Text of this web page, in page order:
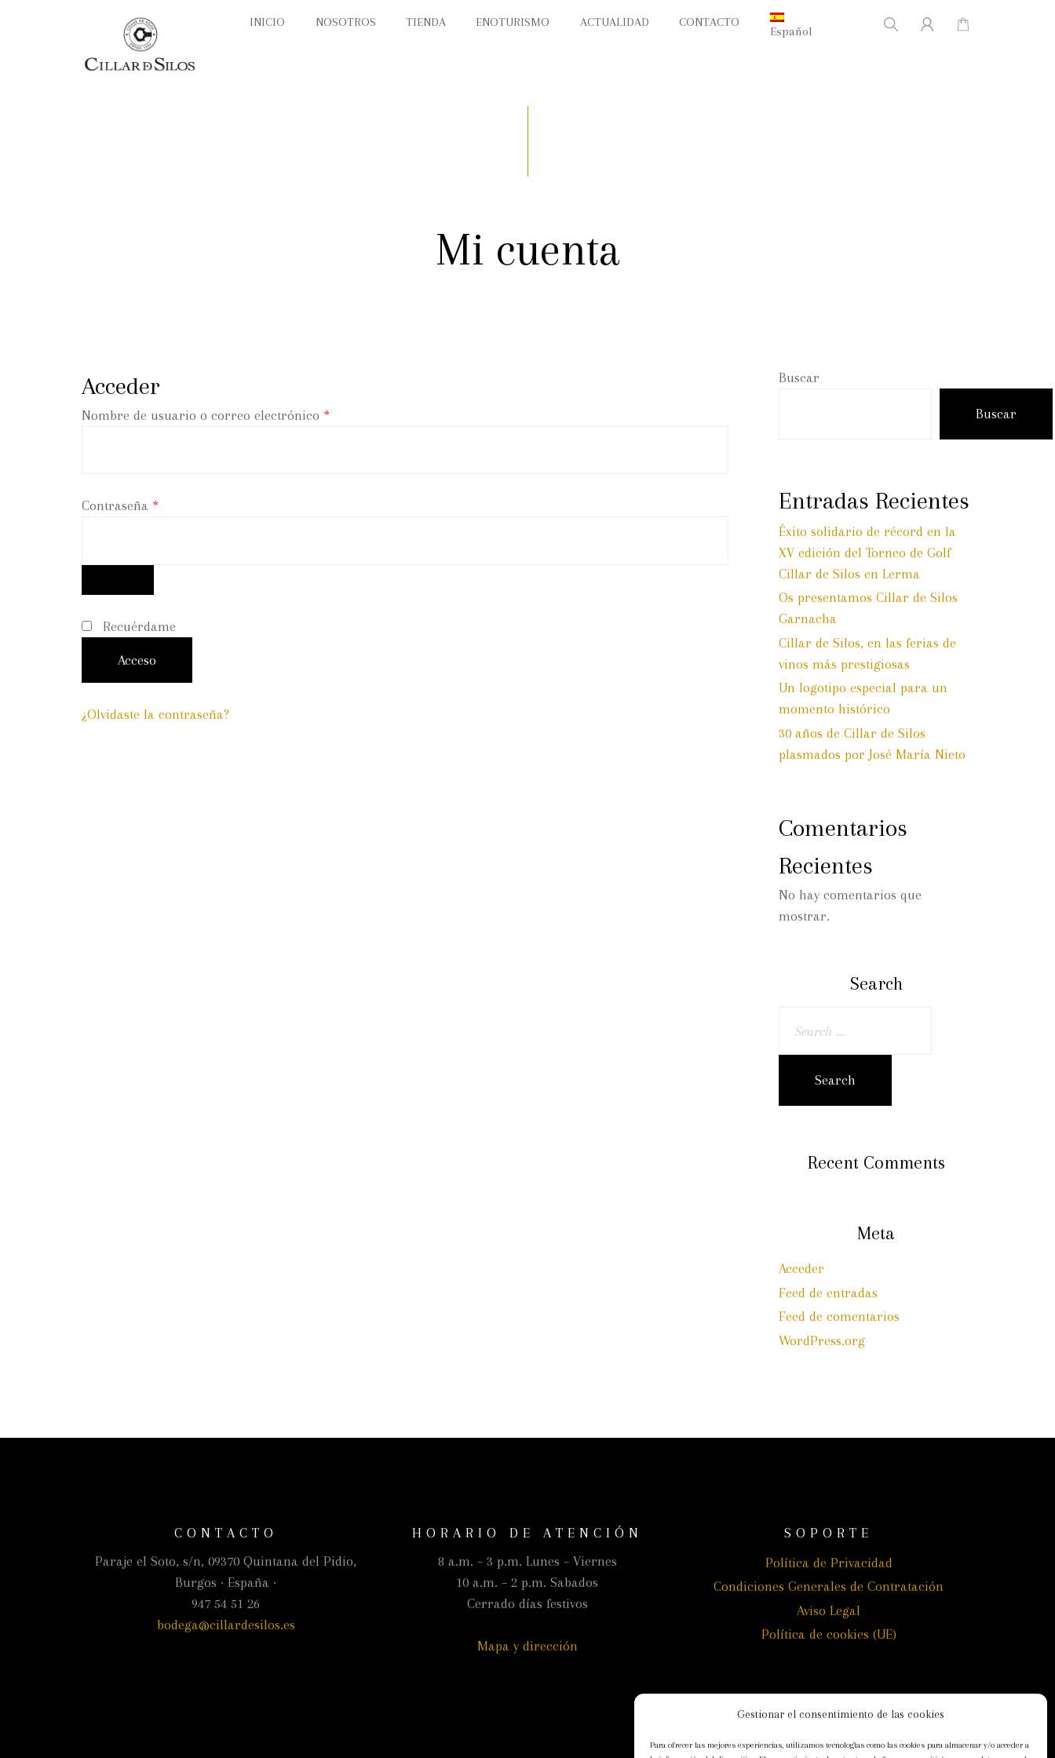
Gestionar el consentimiento de las cookies
Para ofrecer las mejores experiencias, utilizamos tecnologías como las cookies para almacenar y/o acceder a
INICIO NOSOTROS TIENDA ENOTURISMO ACTUALIDAD CONTACTO
Español
Mi cuenta
Acceder
Nombre de usuario o correo electrónico *
Contraseña *
Recuérdame
Acceso
¿Olvidaste la contraseña?
Buscar
Buscar
Entradas Recientes
Éxito solidario de récord en la
XV edición del Torneo de Golf
Cillar de Silos en Lerma
Os presentamos Cillar de Silos
Garnacha
Cillar de Silos, en las ferias de
vinos más prestigiosas
Un logotipo especial para un
momento histórico
30 años de Cillar de Silos
plasmados por José María Nieto
Comentarios
Recientes
No hay comentarios que
mostrar.
Search
Search
Recent Comments
Meta
Acceder
Feed de entradas
Feed de comentarios
WordPress.org
CONTACTO
Paraje el Soto, s/n, 09370 Quintana del Pidio,
Burgos · España ·
947 54 51 26
bodega@cillardesilos.es
HORARIO DE ATENCIÓN
8 a.m. – 3 p.m. Lunes – Viernes
10 a.m. – 2 p.m. Sabados
Cerrado días festivos
Mapa y dirección
SOPORTE
Política de Privacidad
Condiciones Generales de Contratación
Aviso Legal
Política de cookies (UE)